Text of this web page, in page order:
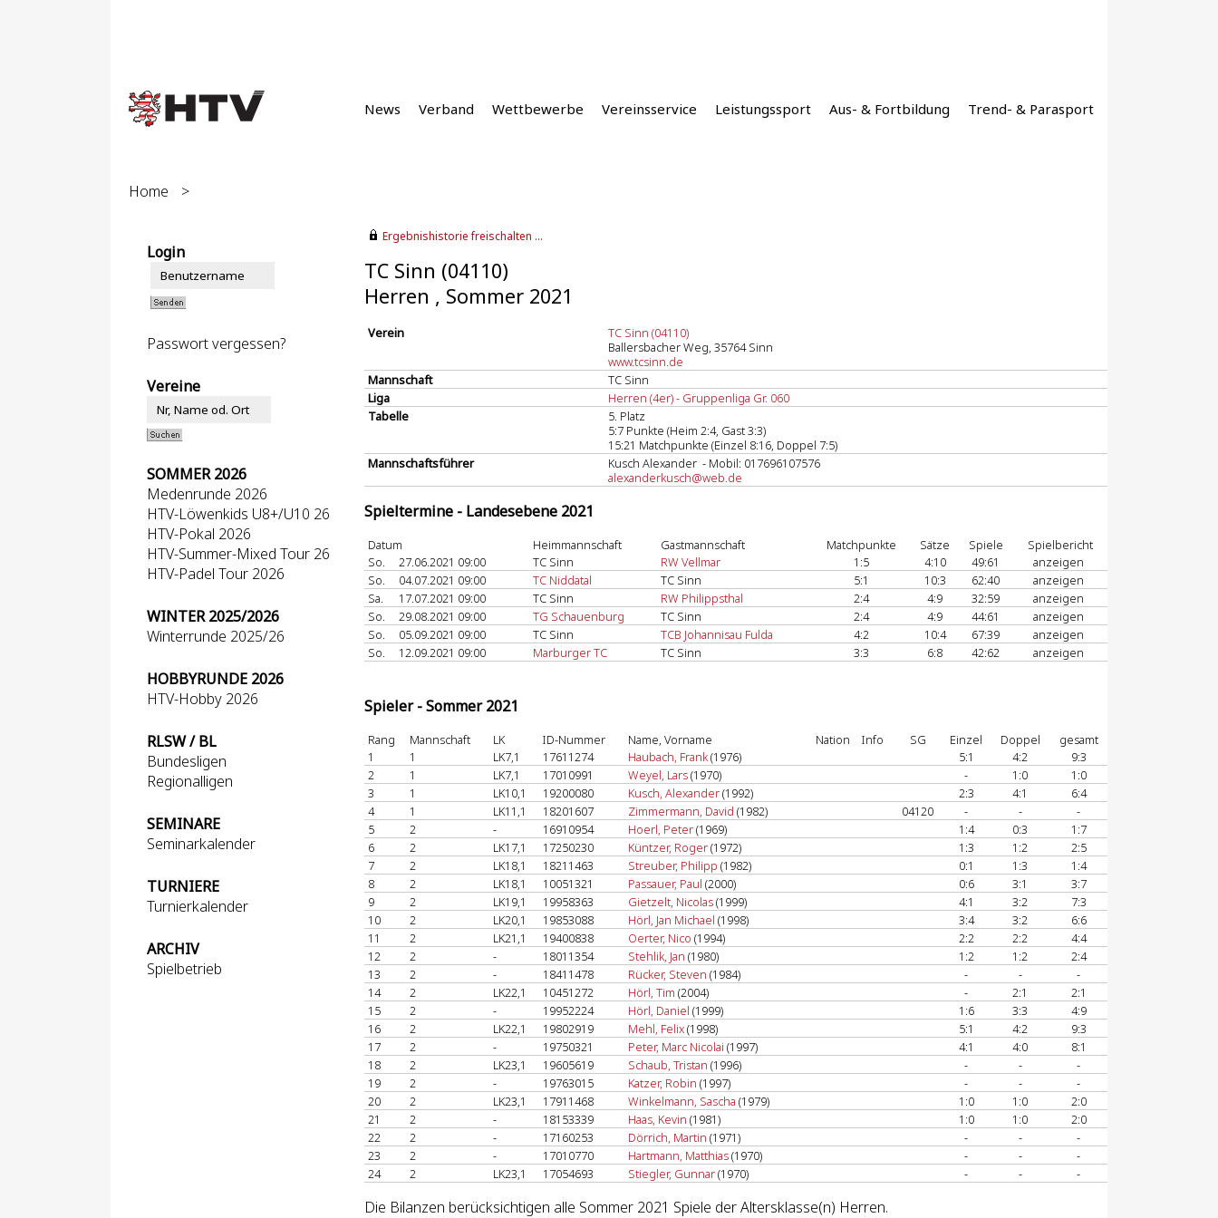
News Verband Wettbewerbe Vereinsservice Leistungssport Aus- & Fortbildung Trend- & Parasport
Home >
Login
Passwort vergessen?
Vereine
SOMMER 2026
Medenrunde 2026
HTV-Löwenkids U8+/U10 26
HTV-Pokal 2026
HTV-Summer-Mixed Tour 26
HTV-Padel Tour 2026
WINTER 2025/2026
Winterrunde 2025/26
HOBBYRUNDE 2026
HTV-Hobby 2026
RLSW / BL
Bundesligen
Regionalligen
SEMINARE
Seminarkalender
TURNIERE
Turnierkalender
ARCHIV
Spielbetrieb
Ergebnishistorie freischalten ...
TC Sinn (04110)
Herren , Sommer 2021
Verein
TC Sinn (04110)
Ballersbacher Weg, 35764 Sinn
www.tcsinn.de
Mannschaft
TC Sinn
Liga
Herren (4er) - Gruppenliga Gr. 060
Tabelle
5. Platz
5:7 Punkte (Heim 2:4, Gast 3:3)
15:21 Matchpunkte (Einzel 8:16, Doppel 7:5)
Mannschaftsführer
Kusch Alexander - Mobil: 017696107576
alexanderkusch@web.de
Spieltermine - Landesebene 2021
Datum Heimmannschaft Gastmannschaft Matchpunkte Sätze Spiele
Spielbericht
So.
27.06.2021 09:00 TC Sinn RW Vellmar 1:5 4:10 49:61
anzeigen
So.
04.07.2021 09:00 TC Niddatal TC Sinn 5:1 10:3 62:40
anzeigen
Sa.
17.07.2021 09:00 TC Sinn RW Philippsthal 2:4 4:9 32:59
anzeigen
So.
29.08.2021 09:00 TG Schauenburg TC Sinn 2:4 4:9 44:61
anzeigen
So.
05.09.2021 09:00 TC Sinn TCB Johannisau Fulda 4:2 10:4 67:39
anzeigen
So.
12.09.2021 09:00 Marburger TC TC Sinn 3:3 6:8 42:62 anzeigen
Spieler - Sommer 2021
Rang Mannschaft LK ID-Nummer Name, Vorname Nation Info SG Einzel Doppel
gesamt
1
1 LK7,1 17611274 Haubach, Frank(1976) 5:1 4:2
9:3
2
1 LK7,1 17010991 Weyel, Lars(1970) - 1:0
1:0
3
1 LK10,1 19200080 Kusch, Alexander(1992) 2:3 4:1
6:4
4
1 LK11,1 18201607 Zimmermann, David (1982) 04120 - -
-
5
2 - 16910954 Hoerl, Peter(1969) 1:4 0:3
1:7
6
2 LK17,1 17250230 Küntzer, Roger(1972) 1:3 1:2
2:5
7
2 LK18,1 18211463 Streuber, Philipp (1982) 0:1 1:3
1:4
8
2 LK18,1 10051321 Passauer, Paul (2000) 0:6 3:1
3:7
9
2 LK19,1 19958363 Gietzelt, Nicolas(1999) 4:1 3:2
7:3
10
2 LK20,1 19853088 Hörl, Jan Michael (1998) 3:4 3:2
6:6
11
2 LK21,1 19400838 Oerter, Nico (1994) 2:2 2:2
4:4
12
2 - 18011354 Stehlik, Jan (1980) 1:2 1:2
2:4
13
2 - 18411478 Rücker, Steven (1984) - -
-
14
2 LK22,1 10451272 Hörl, Tim (2004) - 2:1
2:1
15
2 - 19952224 Hörl, Daniel (1999) 1:6 3:3
4:9
16
2 LK22,1 19802919 Mehl, Felix(1998) 5:1 4:2
9:3
17
2 - 19750321 Peter, Marc Nicolai (1997) 4:1 4:0
8:1
18
2 LK23,1 19605619 Schaub, Tristan (1996) - -
-
19
2 - 19763015 Katzer, Robin (1997) - -
-
20
2 LK23,1 17911468 Winkelmann, Sascha (1979) 1:0 1:0
2:0
21
2 - 18153339 Haas, Kevin (1981) 1:0 1:0
2:0
22
2 - 17160253 Dörrich, Martin (1971) - -
-
23
2 - 17010770 Hartmann, Matthias(1970) - -
-
24
2 LK23,1 17054693 Stiegler, Gunnar(1970) - - -
Die Bilanzen berücksichtigen alle Sommer 2021 Spiele der Altersklasse(n) Herren.